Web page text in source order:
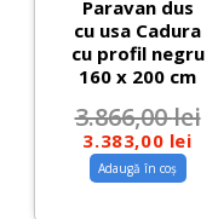
Paravan dus
cu usa Cadura
cu profil negru
160 x 200 cm
3.866,00lei
3.383,00 lei
Adaugă în coș